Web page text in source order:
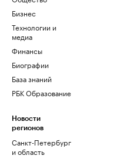
Бизнес
Технологии и
медиа
Финансы
Биографии
База знаний
РБК Образование
Новости
регионов
Санкт-Петербург
и область